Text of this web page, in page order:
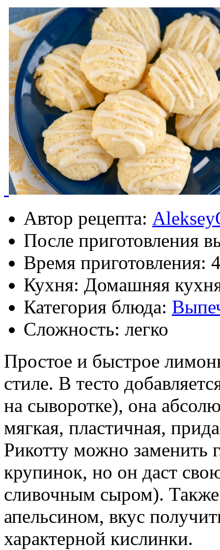
Автор рецепта:
После приготовления
Время приготовления:
Кухня: Домашняя
Категория блюда:
Сложность: легко
Простое и быстрое
стиле. В тесто
на сыворотке), она
мягкая, пластичная,
Рикотту можно заменить
крупинок, но он даст
сливочным сыром). Также
апельсином, вкус
характерной кислинки.